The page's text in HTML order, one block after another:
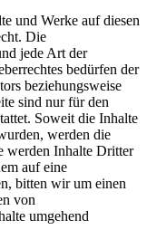
und Werke auf diesen
Die
jede Art der
bedürfen der
beziehungsweise
sind nur für den
Soweit die Inhalte
werden die
werden Inhalte Dritter
auf eine
bitten wir um einen
von
umgehend